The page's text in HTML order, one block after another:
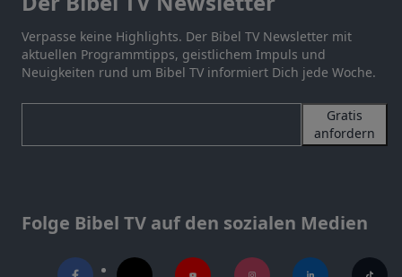
Verpasse keine Highlights. Der Bibel TV Newsletter mit
aktuellen Programmtipps, geistlichem Impuls und
Neuigkeiten rund um Bibel TV informiert Dich jede Woche.
Gratis
anfordern
Folge Bibel TV auf den sozialen Medien